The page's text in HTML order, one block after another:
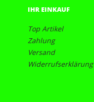
IHR EINKAUF
Top Artikel
Zahlung
Versand
Widerrufserklärung